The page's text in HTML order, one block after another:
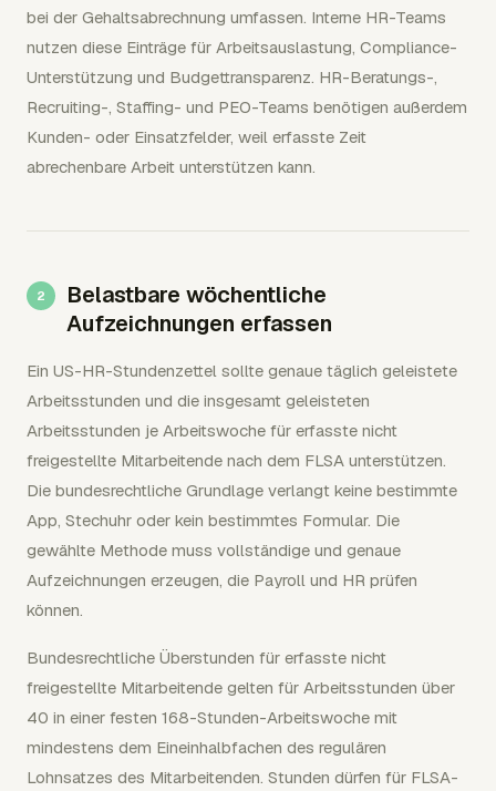
bei der Gehaltsabrechnung umfassen. Interne HR-Teams
nutzen diese Einträge für Arbeitsauslastung, Compliance-
Unterstützung und Budgettransparenz. HR-Beratungs-,
Recruiting-, Staffing- und PEO-Teams benötigen außerdem
Kunden- oder Einsatzfelder, weil erfasste Zeit
abrechenbare Arbeit unterstützen kann.
Belastbare wöchentliche
Aufzeichnungen erfassen
Ein US-HR-Stundenzettel sollte genaue täglich geleistete
Arbeitsstunden und die insgesamt geleisteten
Arbeitsstunden je Arbeitswoche für erfasste nicht
freigestellte Mitarbeitende nach dem FLSA unterstützen.
Die bundesrechtliche Grundlage verlangt keine bestimmte
App, Stechuhr oder kein bestimmtes Formular. Die
gewählte Methode muss vollständige und genaue
Aufzeichnungen erzeugen, die Payroll und HR prüfen
können.
Bundesrechtliche Überstunden für erfasste nicht
freigestellte Mitarbeitende gelten für Arbeitsstunden über
40 in einer festen 168-Stunden-Arbeitswoche mit
mindestens dem Eineinhalbfachen des regulären
Lohnsatzes des Mitarbeitenden. Stunden dürfen für FLSA-